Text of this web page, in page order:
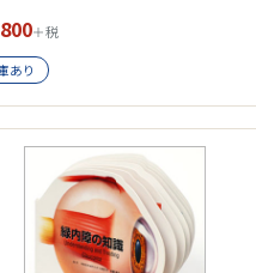
＋税
あり